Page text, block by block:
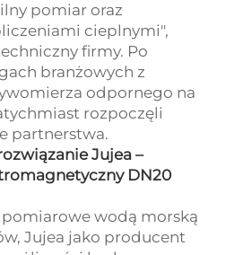
pomiar oraz
cieplnymi",
firmy. Po
branżowych z
odpornego na
rozpoczęli
partnerstwa.
Jujea –
DN20
wodą morską
Jujea jako producent